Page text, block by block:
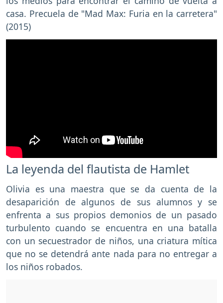
casa. Precuela de "Mad Max: Furia en la carretera"
(2015)
La leyenda del flautista de Hamlet
Olivia es una maestra que se da cuenta de la
desaparición de algunos de sus alumnos y se
enfrenta a sus propios demonios de un pasado
turbulento cuando se encuentra en una batalla
con un secuestrador de niños, una criatura mítica
que no se detendrá ante nada para no entregar a
los niños robados.